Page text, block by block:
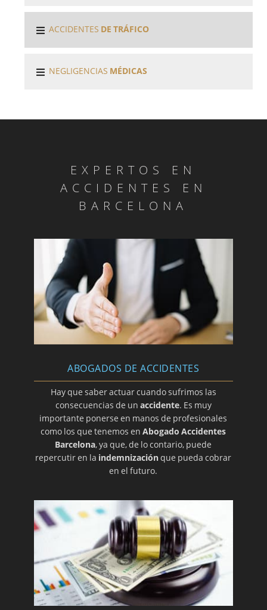
ACCIDENTES DE TRÁFICO
NEGLIGENCIAS MÉDICAS
EXPERTOS EN
ACCIDENTES EN
BARCELONA
ABOGADOS DE ACCIDENTES
Hay que saber actuar cuando sufrimos las
consecuencias de un accidente. Es muy
importante ponerse en manos de profesionales
como los que tenemos enAbogado Accidentes
Barcelona, ya que, de lo contario, puede
repercutir en la indemnizaciónque pueda cobrar
en el futuro.